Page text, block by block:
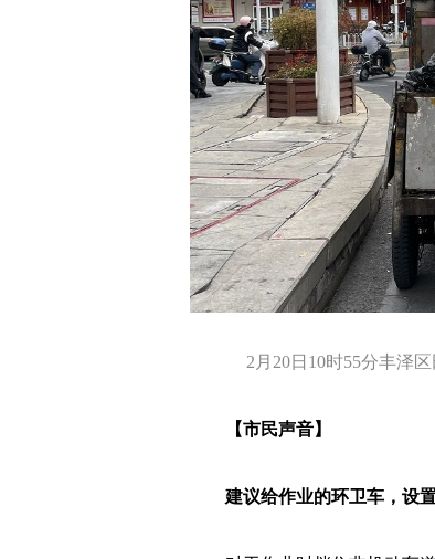
2月20日10时55分丰泽
【市民声音】
建议给作业的环卫车， 设